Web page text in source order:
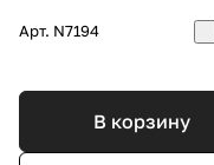
Арт. N7194
В корзину